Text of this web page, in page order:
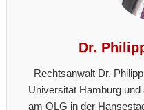
Dr.
Rechtsanwalt Dr.
Universität Hamburg
am OLG in der